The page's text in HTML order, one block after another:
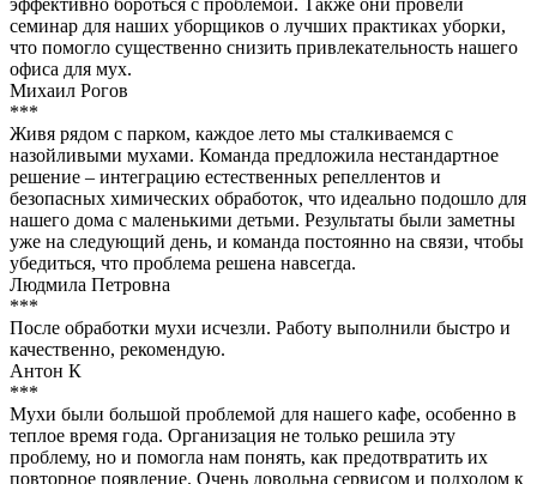
эффективно бороться с проблемой. Также они провели
семинар для наших уборщиков о лучших практиках уборки,
что помогло существенно снизить привлекательность нашего
офиса для мух.
Михаил Рогов
***
Живя рядом с парком, каждое лето мы сталкиваемся с
назойливыми мухами. Команда предложила нестандартное
решение – интеграцию естественных репеллентов и
безопасных химических обработок, что идеально подошло для
нашего дома с маленькими детьми. Результаты были заметны
уже на следующий день, и команда постоянно на связи, чтобы
убедиться, что проблема решена навсегда.
Людмила Петровна
***
После обработки мухи исчезли. Работу выполнили быстро и
качественно, рекомендую.
Антон К
***
Мухи были большой проблемой для нашего кафе, особенно в
теплое время года. Организация не только решила эту
проблему, но и помогла нам понять, как предотвратить их
повторное появление. Очень довольна сервисом и подходом к